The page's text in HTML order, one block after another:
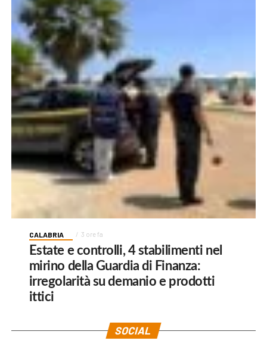
CALABRIA 3 ore fa
Estate e controlli, 4 stabilimenti nel
mirino della Guardia di Finanza:
irregolarità su demanio e prodotti
ittici
SOCIAL